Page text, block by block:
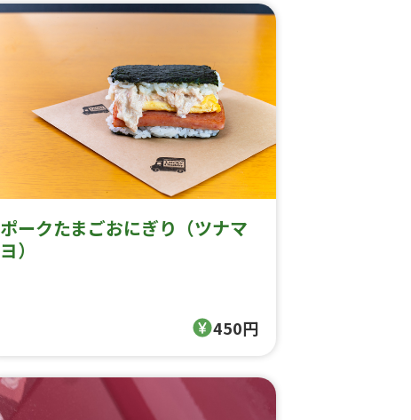
ポークたまごおにぎり（ツナマ
ヨ）
450円